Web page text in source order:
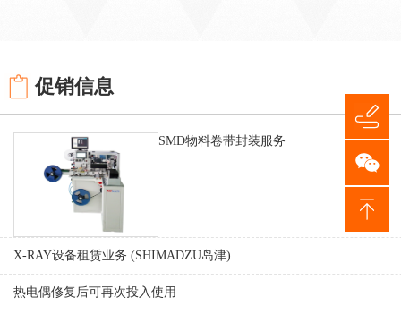
促销信息
SMD物料卷带封装服务
X-RAY设备租赁业务 (SHIMADZU岛津)
热电偶修复后可再次投入使用